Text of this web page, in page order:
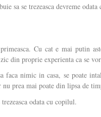
sa se trezeasca devreme
Cu cat e mai putin
din proprie experienta ca se
faca nimic in casa, se poate
prea mai poate din lipsa de
odata cu copilul.